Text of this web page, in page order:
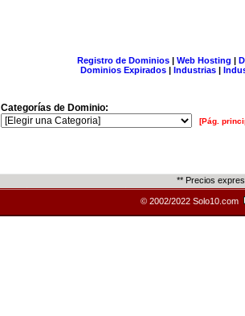
Registro de Dominios| Web Hosting |
Dominios Expirados | Industrias |
Categorías de Dominio:
[Pág.
** Precios
© 2002/2022 Solo10.com